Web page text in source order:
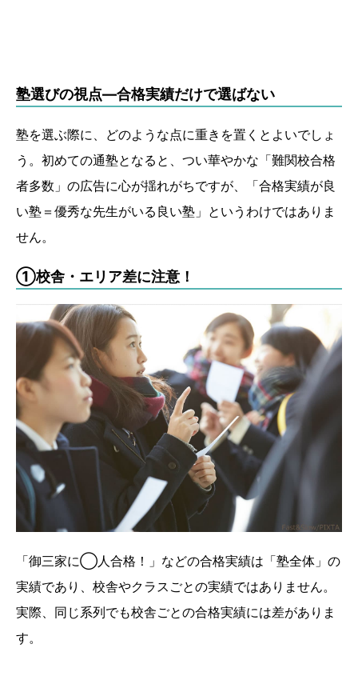
塾選びの視点―合格実績だけで選ばない
塾を選ぶ際に、どのような点に重きを置くとよいでしょ
う。初めての通塾となると、つい華やかな「難関校合格
者多数」の広告に心が揺れがちですが、「合格実績が良
い塾＝優秀な先生がいる良い塾」というわけではありま
せん。
①校舎・エリア差に注意！
「御三家に◯人合格！」などの合格実績は「塾全体」の
実績であり、校舎やクラスごとの実績ではありません。
実際、同じ系列でも校舎ごとの合格実績には差がありま
す。